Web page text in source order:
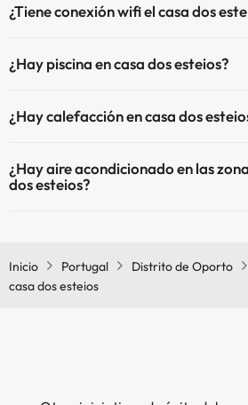
¿Tiene conexión wifi el casa dos
¿Hay piscina en casa dos esteios?
Aquí tienes más info sobre la piscina y
Piscina al aire libre (toda la temporada)
¿Hay calefacción en casa dos
¿Hay aire acondicionado en las
dos esteios?
Inicio Portugal Distrito de Oporto
casa dos esteios